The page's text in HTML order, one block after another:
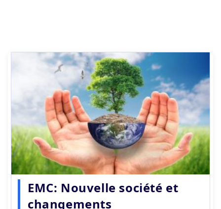
EMC: Nouvelle société et
changements